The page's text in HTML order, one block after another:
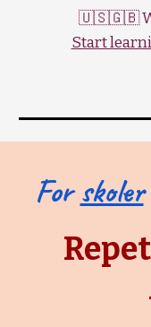
🇺🇸🇬🇧
Start
Forskoler